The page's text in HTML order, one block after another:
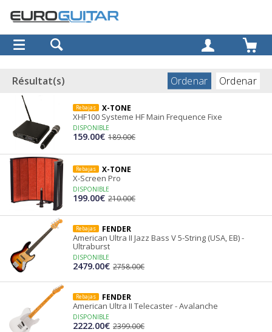
OK
Résultat(s) Ordenar Ordenar
Rebajas X-TONE
XHF100 Systeme HF Main Frequence Fixe
DISPONIBLE
159.00€ 189.00€
Rebajas X-TONE
X-Screen Pro
DISPONIBLE
199.00€ 210.00€
Rebajas FENDER
American Ultra II Jazz Bass V 5-String (USA, EB) -
Ultraburst
DISPONIBLE
2479.00€ 2758.00€
Rebajas FENDER
American Ultra II Telecaster - Avalanche
DISPONIBLE
2222.00€ 2399.00€